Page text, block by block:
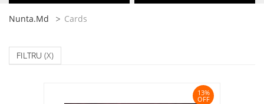
Nunta.md Cards
FILTRU (X)
13%
OFF